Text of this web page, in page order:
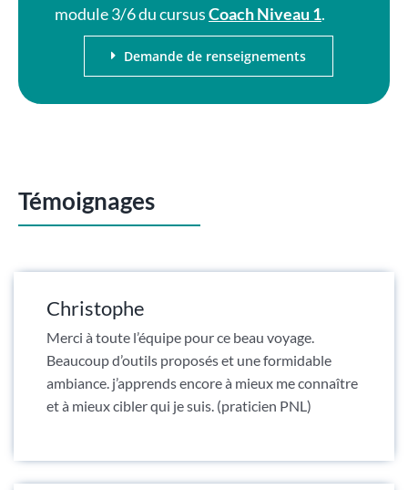
module 3/6 du cursusCoach Niveau 1.
Demande de renseignements
Témoignages
Christophe
Merci à toute l’équipe pour ce beau voyage.
Beaucoup d’outils proposés et une formidable
ambiance. j’apprends encore à mieux me connaître
et à mieux cibler qui je suis. (praticien PNL)